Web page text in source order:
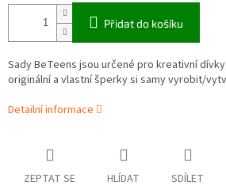
Přidat do košíku
Sady BeTeens jsou určené pro kreativní
originální a vlastní šperky si samy vyrobit/
Detailní informace
ZEPTAT SE HLÍDAT SDÍLET